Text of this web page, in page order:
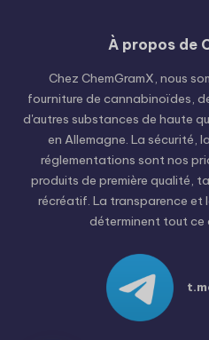
À propos de
Chez ChemGramX, nous
fourniture de cannabinoïdes,
d'autres substances de haute
en Allemagne. La sécurité,
réglementations sont nos
produits de première qualité,
récréatif. La transparence et
déterminent tout ce